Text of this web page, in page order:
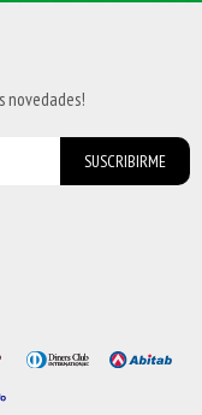
novedades!
SUSCRIBIRME